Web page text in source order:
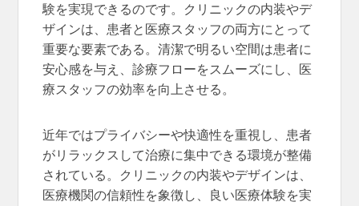
験を実現できるのです。クリニックの内装やデ
ザインは、患者と医療スタッフの両方にとって
重要な要素である。清潔で明るい空間は患者に
安心感を与え、診療フローをスムーズにし、医
療スタッフの効率を向上させる。
近年ではプライバシーや快適性を重視し、患者
がリラックスして治療に集中できる環境が整備
されている。クリニックの内装やデザインは、
医療機関の信頼性を象徴し、良い医療体験を実